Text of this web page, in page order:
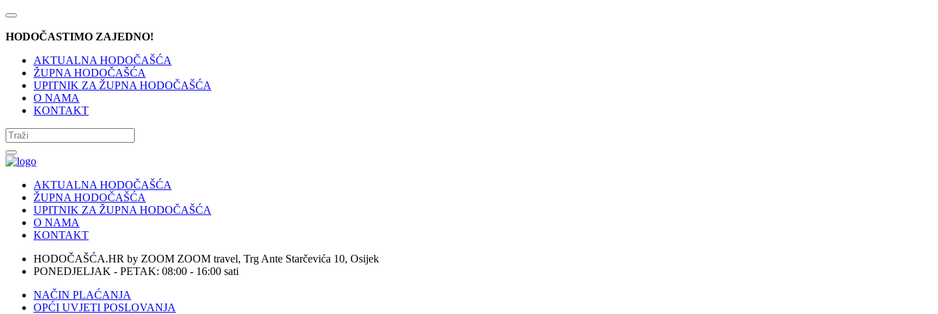
HODOČASTIMO ZAJEDNO!
AKTUALNA HODOČAŠĆA
ŽUPNA HODOČAŠĆA
UPITNIK ZA ŽUPNA HODOČAŠĆA
O NAMA
KONTAKT
AKTUALNA HODOČAŠĆA
ŽUPNA HODOČAŠĆA
UPITNIK ZA ŽUPNA HODOČAŠĆA
O NAMA
KONTAKT
HODOČAŠĆA.HR by ZOOM ZOOM travel, Trg Ante Starčevića 10, Osijek
PONEDJELJAK - PETAK: 08:00 - 16:00 sati
NAČIN PLAĆANJA
OPĆI UVJETI POSLOVANJA